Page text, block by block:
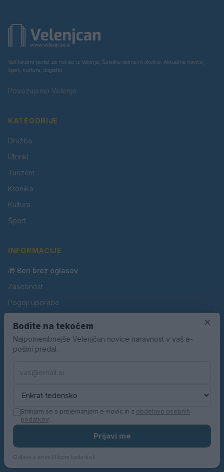
Vaš lokalni portal za novice iz Velenja, Šaleške doline in okolice. Aktualne novice,
šport, kultura, dogodki.
Povezujemo Velenje.
KATEGORIJE
Družba
Utrinki
Turizem
Kronika
Kultura
Šport
INFORMACIJE
🎁 Beri brez oglasov
Zasebnost
Pogoji uporabe
Oglaševanje
Kontakt
KN MEDIA d.o.o.
×
Bodite na tekočem
Najpomembnejše Velenjčan novice naravnost v vaš e-
poštni predal.
Strinjam se s prejemanjem e-novic in z obdelavo osebnih
podatkov.
Prijavi me
Odjava z enim klikom kadarkoli.